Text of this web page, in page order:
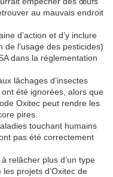
au mauvais endroit
d’action et d’y inclure
l’usage des pesticides)
dans la réglementation
lâchages d’insectes
été ignorées, alors que
Oxitec peut rendre les
pires.
touchant humains
pas été correctement
relâcher plus d’un type
projets d’Oxitec de